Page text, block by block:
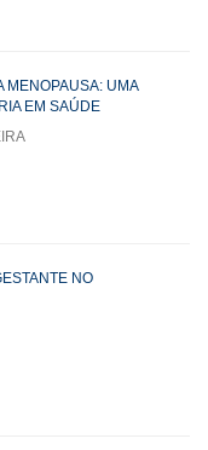
MENOPAUSA: UMA
EM SAÚDE
NO